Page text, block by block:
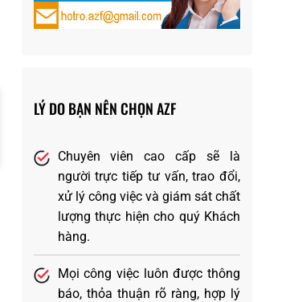
LÝ DO BẠN NÊN CHỌN AZF
Chuyên viên cao cấp sẽ là
người trực tiếp tư vấn, trao đổi,
xử lý công việc và giám sát chất
lượng thực hiện cho quý Khách
hàng.
Mọi công việc luôn được thông
báo, thỏa thuận rõ ràng, hợp lý